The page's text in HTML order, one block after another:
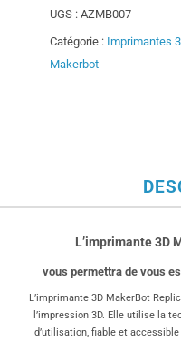
UGS : AZMB007
Catégorie : Imprimantes
Makerbot
L’imprimante 3D
vous permettra de vous
L’imprimante 3D MakerBot
l’impression 3D. Elle utilise la
d’utilisation, fiable et